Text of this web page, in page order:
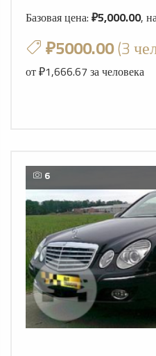
Базовая цена: ₽5,000.00,
₽5000.00(3
от ₽1,666.67 за человека
6